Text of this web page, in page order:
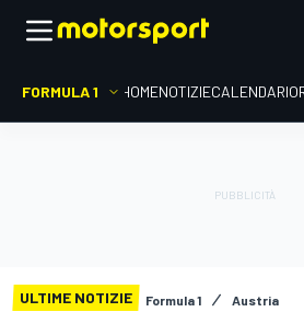
FORMULA 1 HOMENOTIZIECALENDARIO
ULTIME NOTIZIE Formula 1 Austria